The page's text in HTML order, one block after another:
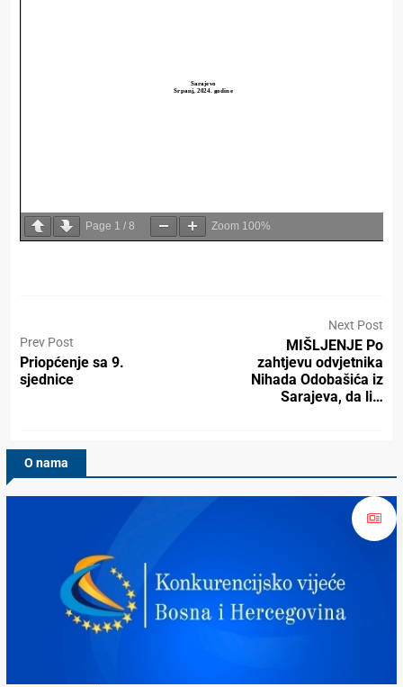
Page 1 / 8 Zoom 100%
Prev Post
Priopćenje sa 9.
sjednice
Next Post
MIŠLJENJE Po
zahtjevu odvjetnika
Nihada Odobašića iz
Sarajeva, da li…
O nama